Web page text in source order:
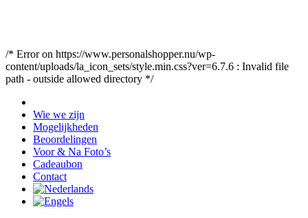
/* Error on https://www.personalshopper.nu/wp-
content/uploads/la_icon_sets/style.min.css?ver=6.7.6 : Invalid file
path - outside allowed directory */
Wie we zijn
Mogelijkheden
Beoordelingen
Voor & Na Foto’s
Cadeaubon
Contact